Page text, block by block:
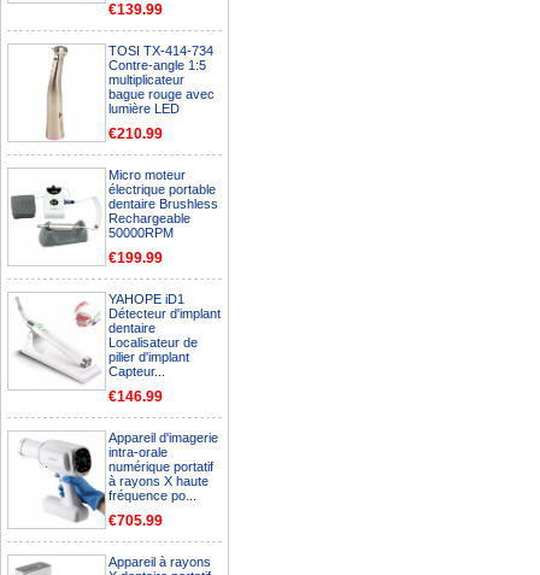
€139.99
TOSI TX-414-734
Contre-angle 1:5
multiplicateur
bague rouge avec
lumière LED
€210.99
Micro moteur
électrique portable
dentaire Brushless
Rechargeable
50000RPM
€199.99
YAHOPE iD1
Détecteur d'implant
dentaire
Localisateur de
pilier d'implant
Capteur...
€146.99
Appareil d'imagerie
intra-orale
numérique portatif
à rayons X haute
fréquence po...
€705.99
Appareil à rayons